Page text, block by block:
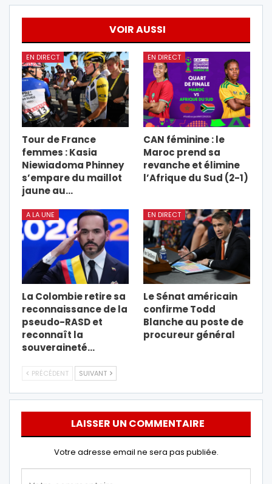
VOIR AUSSI
EN DIRECT
Tour de France
femmes : Kasia
Niewiadoma Phinney
s’empare du maillot
jaune au…
EN DIRECT
CAN féminine : le
Maroc prend sa
revanche et élimine
l’Afrique du Sud (2-1)
A LA UNE
La Colombie retire sa
reconnaissance de la
pseudo-RASD et
reconnaît la
souveraineté…
EN DIRECT
Le Sénat américain
confirme Todd
Blanche au poste de
procureur général
PRÉCÉDENT SUIVANT
LAISSER UN COMMENTAIRE
Votre adresse email ne sera pas publiée.